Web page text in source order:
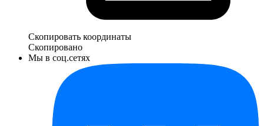
Скопировать координаты
Скопировано
Мы в соц.сетях